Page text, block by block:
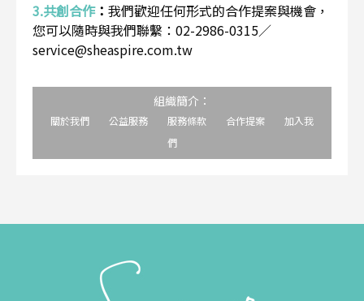
3.共創合作： 我們歡迎任何形式的合作提案與機會，
您可以隨時與我們聯繫：02-2986-0315／
service@sheaspire.com.tw
組織簡介：
關於我們 公益服務 服務條款 合作提案
加入我
們